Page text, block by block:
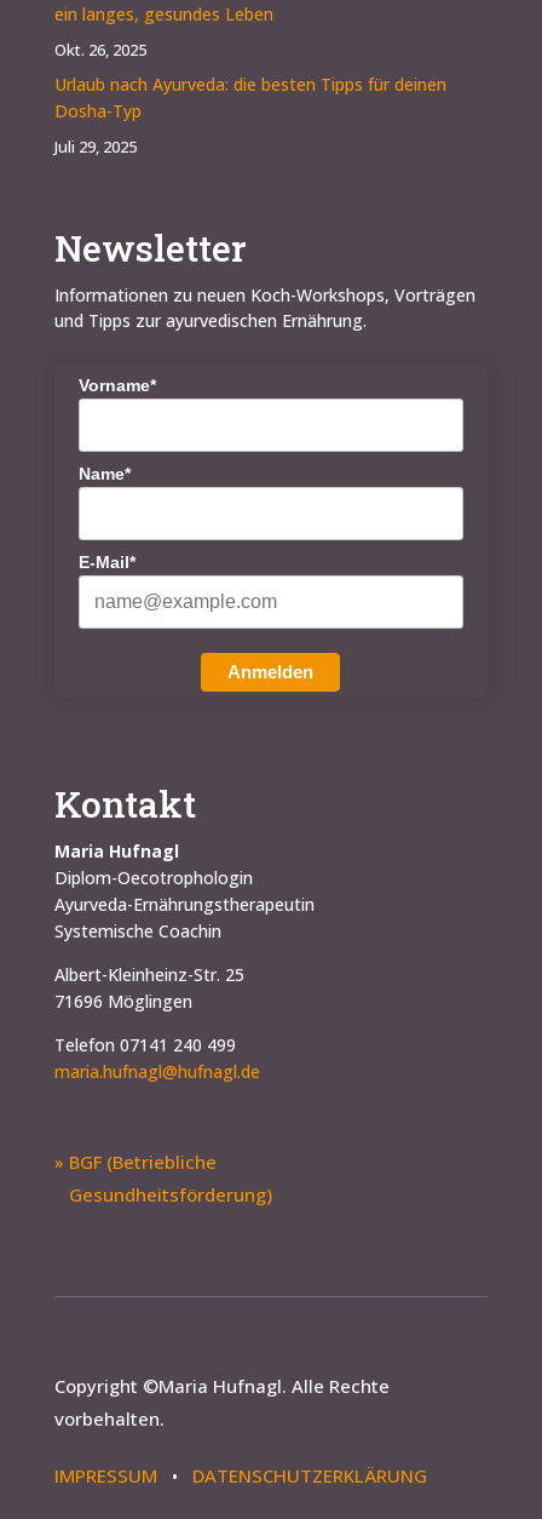
ein langes, gesundes Leben
Okt. 26, 2025
Urlaub nach Ayurveda: die besten Tipps für deinen
Dosha-Typ
Juli 29, 2025
Newsletter
Informationen zu neuen Koch-Workshops, Vorträgen
und Tipps zur ayurvedischen Ernährung.
Vorname*
Name*
E-Mail*
Anmelden
Kontakt
Maria Hufnagl
Diplom-Oecotrophologin
Ayurveda-Ernährungstherapeutin
Systemische Coachin
Albert-Kleinheinz-Str. 25
71696 Möglingen
Telefon 07141 240 499
maria.hufnagl@hufnagl.de
» BGF (Betriebliche
Gesundheitsförderung)
Copyright ©Maria Hufnagl. Alle Rechte
vorbehalten.
IMPRESSUM • DATENSCHUTZERKLÄRUNG